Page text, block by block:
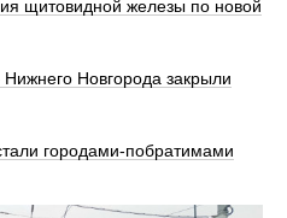
щитовидной железы по новой
Новгорода закрыли
городами-побратимами